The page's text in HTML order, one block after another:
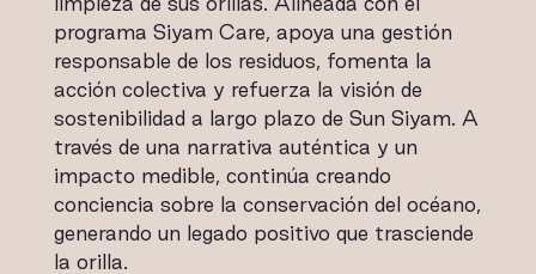
programa Siyam Care, apoya una gestión
responsable de los residuos, fomenta la
acción colectiva y refuerza la visión de
sostenibilidad a largo plazo de Sun Siyam. A
través de una narrativa auténtica y un
impacto medible, continúa creando
conciencia sobre la conservación del océano,
generando un legado positivo que trasciende
la orilla.